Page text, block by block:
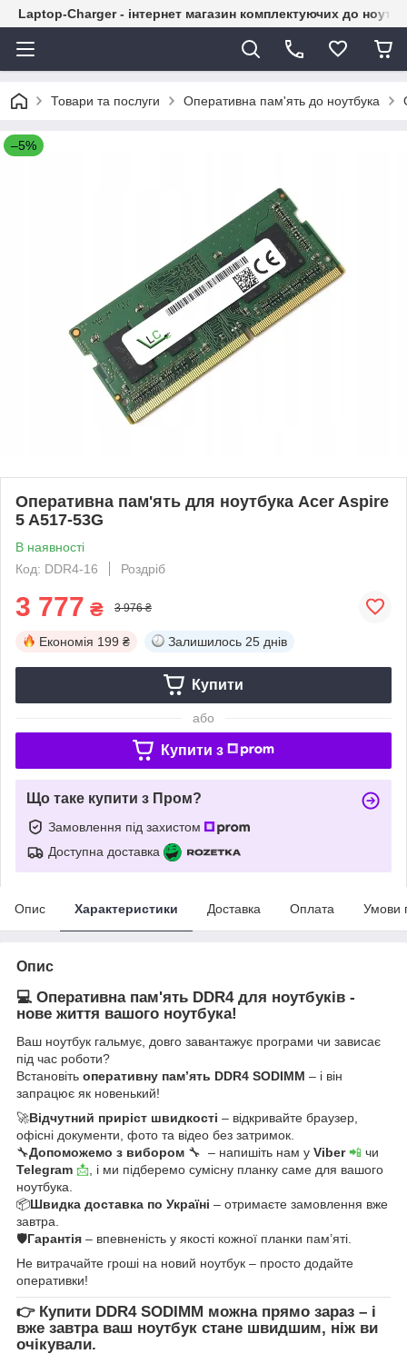
Laptop-Charger - інтернет магазин комплектуючих до
Товари та послуги Оперативна пам'ять до ноутбука
–5%
Оперативна пам'ять для ноутбука Acer Aspire
5 A517-53G
В наявності
Код: DDR4-16
Роздріб
3 777 ₴ 3 976 ₴
Економія 199 ₴ Залишилось 25 днів
Купити
або
Купити з
Що таке купити з Пром?
Замовлення під захистом
Доступна доставка
Опис Характеристики Доставка Оплата Умови
Опис
💻 Оперативна пам'ять DDR4 для ноутбуків -
нове життя вашого ноутбука!
Ваш ноутбук гальмує, довго завантажує програми чи зависає
під час роботи?
Встановіть оперативну пам’ять DDR4 SODIMM – і він
запрацює як новенький!
🚀Відчутний приріст швидкості – відкривайте браузер,
офісні документи, фото та відео без затримок.
🔧Допоможемо з вибором 🔧 – напишіть нам у Viber📲 чи
Telegram 📩 , і ми підберемо сумісну планку саме для вашого
ноутбука.
📦Швидка доставка по Україні – отримаєте замовлення вже
завтра.
🛡Гарантія – впевненість у якості кожної планки пам’яті.
Не витрачайте гроші на новий ноутбук – просто додайте
оперативки!
👉 Купити DDR4 SODIMM можна прямо зараз – і
вже завтра ваш ноутбук стане швидшим, ніж ви
очікували.